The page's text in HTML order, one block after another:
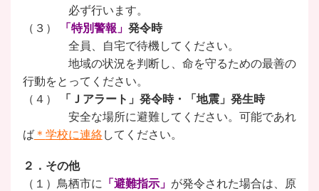
必ず行います。
（３）
「特別警報」 発令時
全員、自宅で待機してください。
地域の状況を判断し、命を守るための最善の
行動をとってください。
（４）
「Ｊアラート」発令時・「地震」発生時
安全な場所に避難してください。可能であれ
ば＊ 学校に連絡してください。
２．その他
（１）鳥栖市に
「避難指示」 が発令された場合は、原